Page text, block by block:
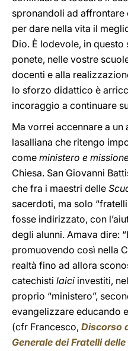
spronandoli ad
per dare nella vita il
Dio. È lodevole, in questo
ponete, nelle vostre
docenti e alla
lo sforzo didattico è
incoraggio a continuare
Ma vorrei accennare a
lasalliana che ritengo
come ministero e
Chiesa. San Giovanni
che fra i maestri delle
sacerdoti, ma solo
fosse indirizzato, con
degli alunni. Amava dire:
promuovendo così nella
realtà fino ad allora
catechisti laici investiti,
proprio “ministero”,
evangelizzare educando
(cfr Francesco, Discorso
Generale dei Fratelli